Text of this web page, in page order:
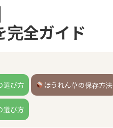
完全ガイド
選び方 ほうれん草の保存方法
選び方